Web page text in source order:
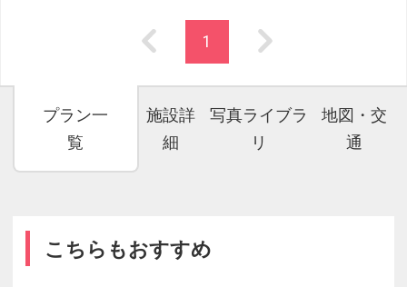
1
プラン一
覧
施設詳
細
写真ライブラ
リ
地図・交
通
こちらもおすすめ